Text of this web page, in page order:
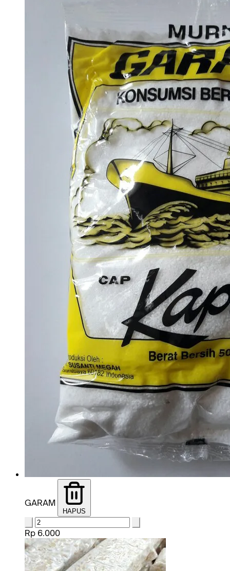
GARAM
HAPUS
Rp 6.000